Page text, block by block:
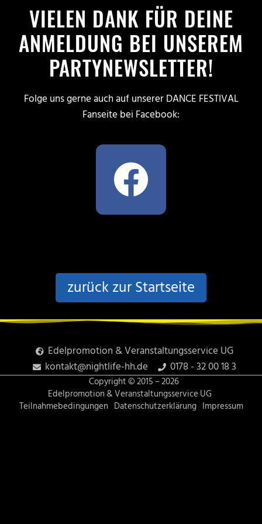
springen
VIELEN DANK FÜR DEINE
ANMELDUNG BEI UNSEREM
PARTYNEWSLETTER!
Folge uns gerne auch auf unserer DANCE FESTIVAL
Fanseite bei Facebook:
F
a
c
e
b
o
o
k
zurück zur Startseite
Edelpromotion & Veranstaltungsservice UG
kontakt@nightlife-hh.de
0178 - 32 00 18 3
Copyright © 2015 –2026
Edelpromotion & Veranstaltungsservice UG
Teilnahmebedingungen Datenschutzerklärung Impressum